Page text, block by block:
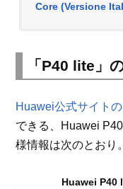
Core (Versione
「P40 lite」
Huawei公式サイト
できる、Huawei
様情報は次のとおり。
Huawei P40